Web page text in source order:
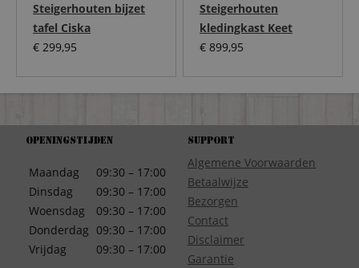
Steigerhouten
kledingkast Keet
€ 899,95
Steigerhouten bijzet
tafel Ciska
€ 299,95
Openingstijden
Maandag
Dinsdag
Woensdag
Donderdag
Vrijdag
09:30 – 17:00
09:30 – 17:00
09:30 – 17:00
09:30 – 17:00
09:30 – 17:00
Support
Algemene Voorwaarden
Betaalwijze
Bezorgen
Contact
Disclaimer
Garantie